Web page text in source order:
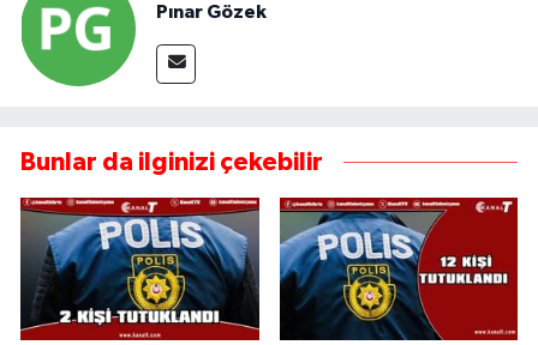
Pınar Gözek
Bunlar da ilginizi çekebilir